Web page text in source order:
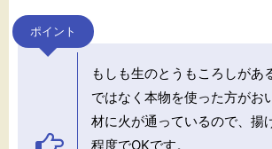
ポイント
もしも生のとうもころしがあ
ではなく本物を使った方がお
材に火が通っているので、揚
程度でOKです。